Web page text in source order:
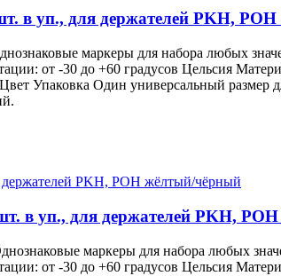
в уп., для держателей PKH,
маркеры для набора любых
от -30 до +60 градусов Цельсия
Упаковка Один универсальный
в уп., для держателей PKH,
маркеры для набора любых
от -30 до +60 градусов Цельсия